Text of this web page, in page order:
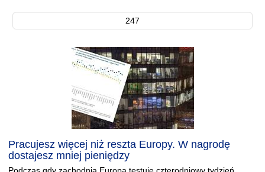
247
Pracujesz więcej niż reszta Europy. W nagrodę
dostajesz mniej pieniędzy